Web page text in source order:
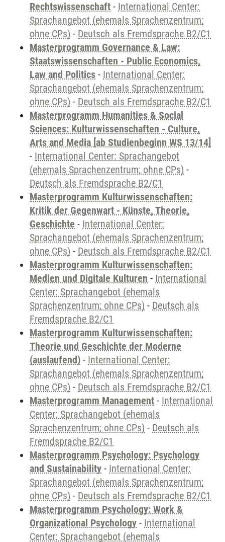
Rechtswissenschaft - International Center:
Sprachangebot (ehemals Sprachenzentrum;
ohne CPs) - Deutsch als Fremdsprache B2/C1
Masterprogramm Governance & Law:
Staatswissenschaften - Public Economics,
Law and Politics - International Center:
Sprachangebot (ehemals Sprachenzentrum;
ohne CPs) - Deutsch als Fremdsprache B2/C1
Masterprogramm Humanities & Social
Sciences: Kulturwissenschaften - Culture,
Arts and Media [ab Studienbeginn WS 13/14]
- International Center: Sprachangebot
(ehemals Sprachenzentrum; ohne CPs) -
Deutsch als Fremdsprache B2/C1
Masterprogramm Kulturwissenschaften:
Kritik der Gegenwart - Künste, Theorie,
Geschichte - International Center:
Sprachangebot (ehemals Sprachenzentrum;
ohne CPs) - Deutsch als Fremdsprache B2/C1
Masterprogramm Kulturwissenschaften:
Medien und Digitale Kulturen - International
Center: Sprachangebot (ehemals
Sprachenzentrum; ohne CPs) - Deutsch als
Fremdsprache B2/C1
Masterprogramm Kulturwissenschaften:
Theorie und Geschichte der Moderne
(auslaufend) - International Center:
Sprachangebot (ehemals Sprachenzentrum;
ohne CPs) - Deutsch als Fremdsprache B2/C1
Masterprogramm Management - International
Center: Sprachangebot (ehemals
Sprachenzentrum; ohne CPs) - Deutsch als
Fremdsprache B2/C1
Masterprogramm Psychology: Psychology
and Sustainability - International Center:
Sprachangebot (ehemals Sprachenzentrum;
ohne CPs) - Deutsch als Fremdsprache B2/C1
Masterprogramm Psychology: Work &
Organizational Psychology - International
Center: Sprachangebot (ehemals